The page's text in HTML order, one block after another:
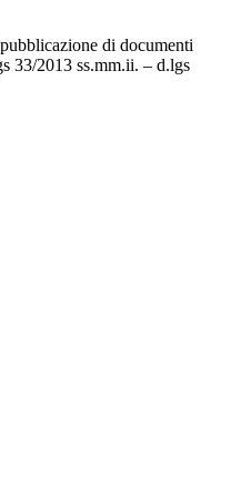
di documenti
33/2013 ss.mm.ii. – d.lgs